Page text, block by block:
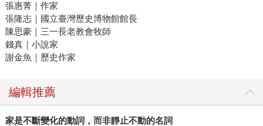
張惠菁｜作家
張隆志｜國立臺灣歷史博物館館長
陳思豪｜三一長老教會牧師
錢真｜小說家
謝金魚｜歷史作家
編輯推薦
家是不斷變化的動詞，而非靜止不動的名詞